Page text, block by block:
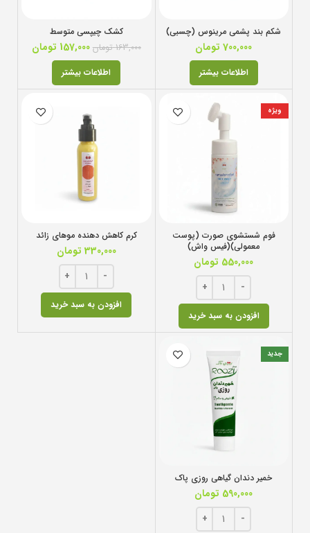
شکم بند پشمی مرینوس (چسبی)
700,000 تومان
اطلاعات بیشتر
کشک چیپسی متوسط
163,000 تومان 157,000 تومان
اطلاعات بیشتر
ویژه
فوم شستشوی صورت (پوست
معمولی)(فیس واش)
550,000 تومان
افزودن به سبد خرید
کرم کاهش دهنده موهای زائد
330,000 تومان
افزودن به سبد خرید
جدید
خمیر دندان گیاهی روزی پاک
590,000 تومان